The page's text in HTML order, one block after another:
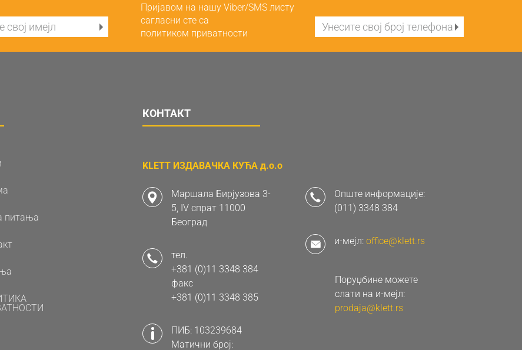
Пријавом на нашу Viber/SMS листу
сагласни сте са
политиком приватности
питања
КОНТАКТ
KLETT ИЗДАВАЧКА КУЋА д.о.о
Маршала Бирјузова 3-
5, IV спрат 11000
Београд
тел.
+381 (0)11 3348 384
факс
+381 (0)11 3348 385
ПИБ: 103239684
Матични број:
Опште информације:
(011) 3348 384
и-мејл: office@klett.rs
Поруџбине можете
слати на и-мејл:
prodaja@klett.rs